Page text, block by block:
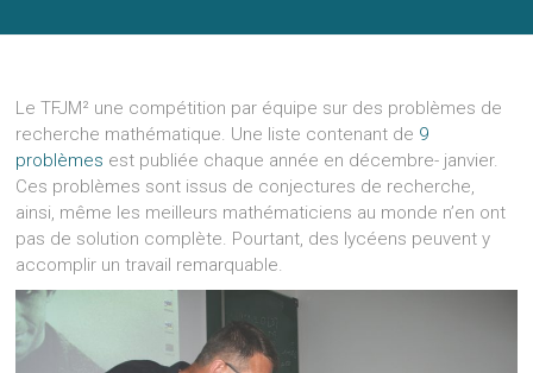
Le TFJM² une compétition par équipe sur des problèmes de
recherche mathématique. Une liste contenant de 9
problèmes est publiée chaque année en décembre- janvier.
Ces problèmes sont issus de conjectures de recherche,
ainsi, même les meilleurs mathématiciens au monde n’en ont
pas de solution complète. Pourtant, des lycéens peuvent y
accomplir un travail remarquable.